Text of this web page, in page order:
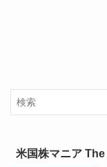
米国株マニア